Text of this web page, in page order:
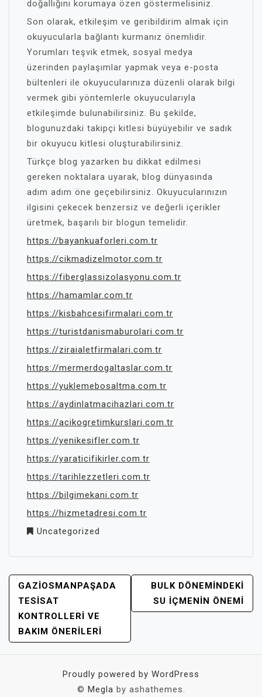
doğallığını korumaya özen göstermelisiniz.
Son olarak, etkileşim ve geribildirim almak için
okuyucularla bağlantı kurmanız önemlidir.
Yorumları teşvik etmek, sosyal medya
üzerinden paylaşımlar yapmak veya e-posta
bültenleri ile okuyucularınıza düzenli olarak bilgi
vermek gibi yöntemlerle okuyucularıyla
etkileşimde bulunabilirsiniz. Bu şekilde,
blogunuzdaki takipçi kitlesi büyüyebilir ve sadık
bir okuyucu kitlesi oluşturabilirsiniz.
Türkçe blog yazarken bu dikkat edilmesi
gereken noktalara uyarak, blog dünyasında
adım adım öne geçebilirsiniz. Okuyucularınızın
ilgisini çekecek benzersiz ve değerli içerikler
üretmek, başarılı bir blogun temelidir.
https://bayankuaforleri.com.tr
https://cikmadizelmotor.com.tr
https://fiberglassizolasyonu.com.tr
https://hamamlar.com.tr
https://kisbahcesifirmalari.com.tr
https://turistdanismaburolari.com.tr
https://ziraialetfirmalari.com.tr
https://mermerdogaltaslar.com.tr
https://yuklemebosaltma.com.tr
https://aydinlatmacihazlari.com.tr
https://acikogretimkurslari.com.tr
https://yenikesifler.com.tr
https://yaraticifikirler.com.tr
https://tarihlezzetleri.com.tr
https://bilgimekani.com.tr
https://hizmetadresi.com.tr
Uncategorized
YAZI
GEZINMESI
GAZIOSMANPAŞADA
TESISAT
KONTROLLERI VE
BAKIM ÖNERILERI
BULK DÖNEMINDEKI
SU İÇMENIN ÖNEMI
Proudly powered by WordPress
© Megla by ashathemes.